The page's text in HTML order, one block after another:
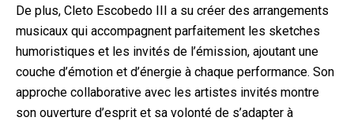
De plus, Cleto Escobedo III a su créer des arrangements
musicaux qui accompagnent parfaitement les sketches
humoristiques et les invités de l’émission, ajoutant une
couche d’émotion et d’énergie à chaque performance. Son
approche collaborative avec les artistes invités montre
son ouverture d’esprit et sa volonté de s’adapter à